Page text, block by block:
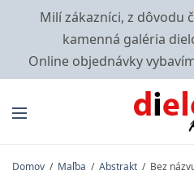
Milí zákazníci, z dôvodu
kamenná galéria
Online objednávky
Domov / Maľba / Abstrakt / Bez